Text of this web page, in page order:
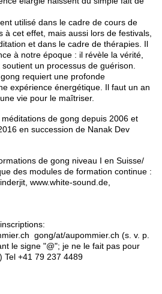
utilisé dans le cadre de cours de
à cet effet, mais aussi lors de festivals,
et dans le cadre de thérapies. Il
à notre époque : il révèle la vérité,
un processus de guérison.
requiert une profonde
expérience énergétique. Il faut un an
vie pour le maîtriser.
de gong depuis 2006 et
en succession de Nanak Dev
de gong niveau I en Suisse/
des modules de formation continue :
www.white-sound.de,
gong/at/aupommier.ch (s. v. p.
le signe "@"; je ne le fait pas pour
Tel +41 79 237 4489